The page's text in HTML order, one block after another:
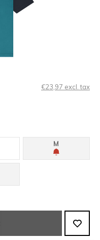
€23,97 excl. tax
M